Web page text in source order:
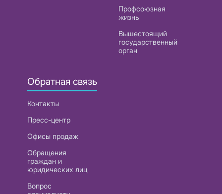
Профсоюзная
жизнь
Вышестоящий
государственный
орган
Обратная связь
Контакты
Пресс-центр
Офисы продаж
Обращения
граждан и
юридических лиц
Вопрос